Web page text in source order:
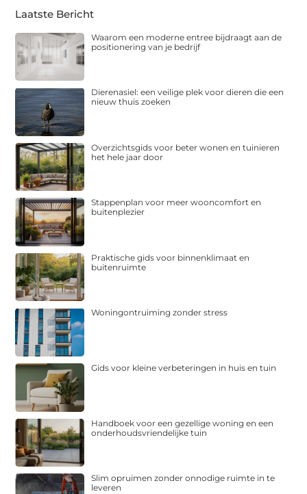
Laatste Bericht
Waarom een moderne entree bijdraagt aan de
positionering van je bedrijf
Dierenasiel: een veilige plek voor dieren die een
nieuw thuis zoeken
Overzichtsgids voor beter wonen en tuinieren
het hele jaar door
Stappenplan voor meer wooncomfort en
buitenplezier
Praktische gids voor binnenklimaat en
buitenruimte
Woningontruiming zonder stress
Gids voor kleine verbeteringen in huis en tuin
Handboek voor een gezellige woning en een
onderhoudsvriendelijke tuin
Slim opruimen zonder onnodige ruimte in te
leveren